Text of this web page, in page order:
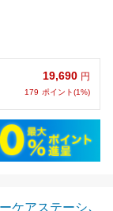
19,690 円
179 ポイント(1%)
ケアステーシ